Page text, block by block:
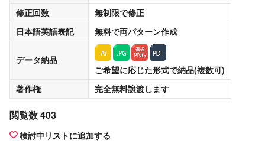
修正回数
無制限で修正
日本語英語表記
無料で両パターン作成
データ納品
ご希望に応じた形式で納品(複数可)
著作権
完全無料譲渡します
閲覧数 403
検討中リストに追加する